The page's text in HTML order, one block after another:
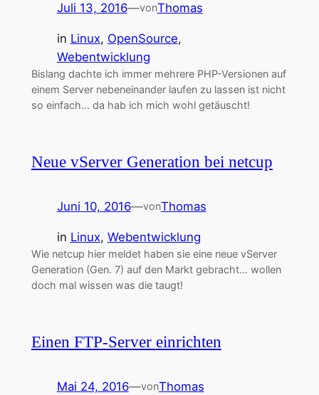
Juli 13, 2016—vonThomas
in Linux, OpenSource
Webentwicklung
Bislang dachte ich immer mehrere PHP-Versionen auf
einem Server nebeneinander laufen zu lassen ist nicht
so einfach… da hab ich mich wohl getäuscht!
Neue vServer Generation bei netcup
Juni 10, 2016—vonThomas
in Linux, Webentwicklung
Wie netcup hier meldet haben sie eine neue vServer
Generation (Gen. 7) auf den Markt gebracht… wollen
doch mal wissen was die taugt!
Einen FTP-Server einrichten
Mai 24, 2016—vonThomas